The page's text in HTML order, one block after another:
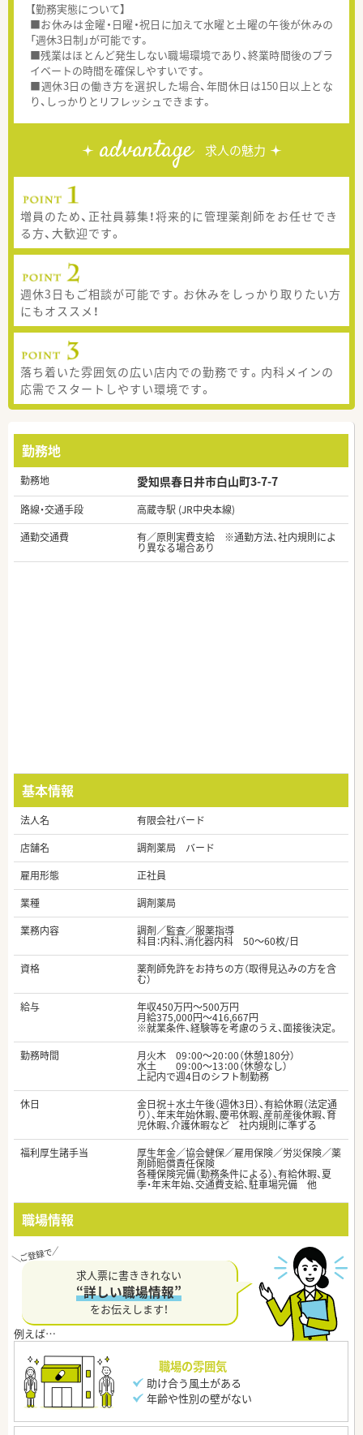
【勤務実態について】
■お休みは金曜・日曜・祝日に加えて水曜と土曜の午後が休みの
「週休3日制」が可能です。
■残業はほとんど発生しない職場環境であり、終業時間後のプラ
イベートの時間を確保しやすいです。
■週休3日の働き方を選択した場合、年間休日は150日以上とな
り、しっかりとリフレッシュできます。
advantage 求人の魅力
増員のため、正社員募集！将来的に管理薬剤師をお任せでき
る方、大歓迎です。
週休3日もご相談が可能です。お休みをしっかり取りたい方
にもオススメ！
落ち着いた雰囲気の広い店内での勤務です。内科メインの
応需でスタートしやすい環境です。
勤務地
勤務地 愛知県春日井市白山町3-7-7
路線・交通手段
高蔵寺駅 (JR中央本線)
通勤交通費
有／原則実費支給 ※通勤方法、社内規則によ
り異なる場合あり
基本情報
法人名
有限会社バード
店舗名
調剤薬局 バード
雇用形態
正社員
業種
調剤薬局
業務内容
調剤／監査／服薬指導
科目：内科、消化器内科 50～60枚/日
資格
薬剤師免許をお持ちの方（取得見込みの方を含
む）
給与
年収450万円～500万円
月給375,000円～416,667円
※就業条件、経験等を考慮のうえ、面接後決定。
勤務時間
月火木 09：00～20：00（休憩180分）
水土 09：00～13：00（休憩なし）
上記内で週4日のシフト制勤務
休日
金日祝＋水土午後（週休3日）、有給休暇（法定通
り）、年末年始休暇、慶弔休暇、産前産後休暇、育
児休暇、介護休暇など 社内規則に準ずる
福利厚生諸手当
厚生年金／協会健保／雇用保険／労災保険／薬
剤師賠償責任保険
各種保険完備（勤務条件による）、有給休暇、夏
季・年末年始、交通費支給、駐車場完備 他
職場情報
求人票に書ききれない
“詳しい職場情報”
をお伝えします！
職場の雰囲気
助け合う風土がある
年齢や性別の壁がない